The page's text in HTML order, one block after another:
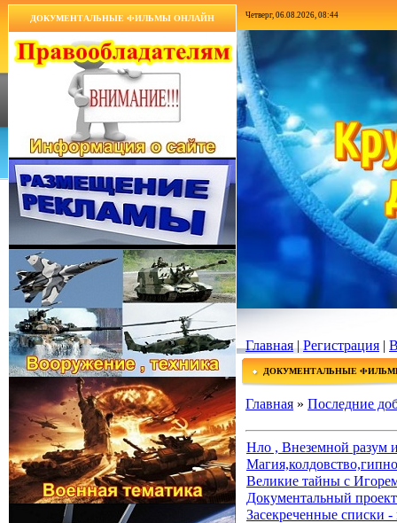
ДОКУМЕНТАЛЬНЫЕ ФИЛЬМЫ ОНЛАЙН Четверг, 06.08.2026, 08:44
Главная|Регистрация |
ДОКУМЕНТАЛЬНЫЕ
Главная » Последние
Нло , Внеземной разум
Великие тайны с
Документальный
Засекреченные списки -